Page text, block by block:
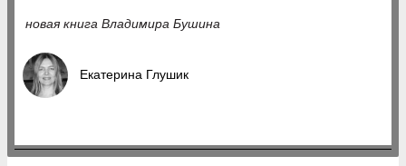
новая книга Владимира Бушина
Екатерина Глушик